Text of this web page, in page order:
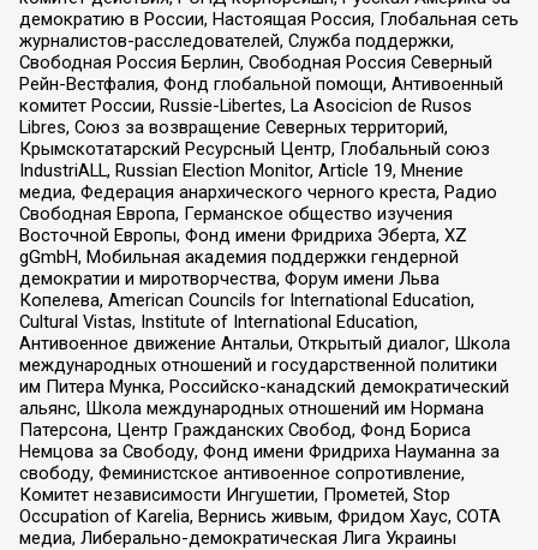
демократию в России, Настоящая Россия, Глобальная сеть
журналистов-расследователей, Служба поддержки,
Свободная Россия Берлин, Свободная Россия Северный
Рейн-Вестфалия, Фонд глобальной помощи, Антивоенный
комитет России, Russie-Libertes, La Asocicion de Rusos
Libres, Союз за возвращение Северных территорий,
Крымскотатарский Ресурсный Центр, Глобальный союз
IndustriALL, Russian Election Monitor, Article 19, Мнение
медиа, Федерация анархического черного креста, Радио
Свободная Европа, Германское общество изучения
Восточной Европы, Фонд имени Фридриха Эберта, XZ
gGmbH, Мобильная академия поддержки гендерной
демократии и миротворчества, Форум имени Льва
Копелева, American Councils for International Education,
Cultural Vistas, Institute of International Education,
Антивоенное движение Антальи, Открытый диалог, Школа
международных отношений и государственной политики
им Питера Мунка, Российско-канадский демократический
альянс, Школа международных отношений им Нормана
Патерсона, Центр Гражданских Свобод, Фонд Бориса
Немцова за Свободу, Фонд имени Фридриха Науманна за
свободу, Феминистское антивоенное сопротивление,
Комитет независимости Ингушетии, Прометей, Stop
Occupation of Karelia, Вернись живым, Фридом Хаус, СОТА
медиа, Либерально-демократическая Лига Украины